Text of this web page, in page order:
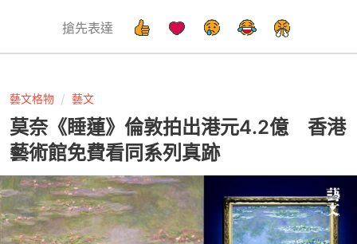
搶先表達
藝文格物 藝文
莫奈《睡蓮》倫敦拍出港元4.2億 香港
藝術館免費看同系列真跡